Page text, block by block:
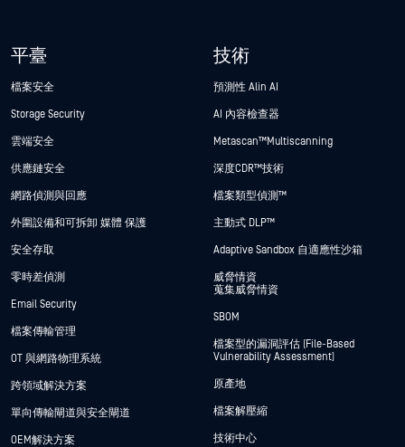
平臺
檔案安全
Storage Security
雲端安全
供應鏈安全
網路偵測與回應
外圍設備和可拆卸 媒體 保護
安全存取
零時差偵測
Email Security
檔案傳輸管理
OT 與網路物理系統
跨領域解決方案
單向傳輸閘道與安全閘道
OEM解決方案
技術
預測性 Alin AI
AI 內容檢查器
Metascan™ Multiscanning
深度CDR™技術
檔案類型偵測™
主動式 DLP™
Adaptive Sandbox 自適應性沙箱
威脅情資
蒐集威脅情資
SBOM
檔案型的漏洞評估 (File-Based
Vulnerability Assessment)
原產地
檔案解壓縮
技術中心